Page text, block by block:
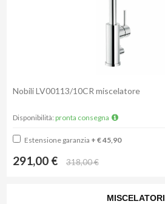
Nobili LV00113/10CR miscelatore
Disponibilità: pronta consegna
Estensione garanzia + € 45,90
291,00 € 318,00 €
MISCELATORI